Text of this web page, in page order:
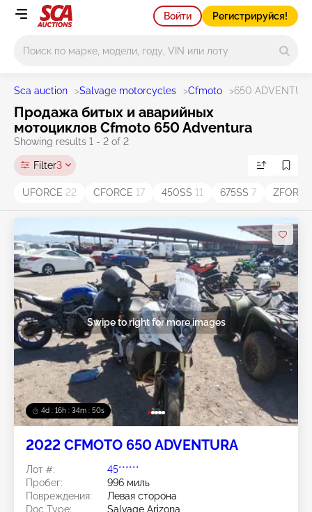
Войти Регистрируйся!
Sca auction >Salvage motorcycles >Cfmoto >650
Продажа битых и аварийных
мотоциклов Cfmoto 650 Adventura
Showing results 1 - 2 of 2
Filter3
UFORCE 22 CFORCE 17 450SS 11 675SS 7
4d : 16h : 34m : 50s
Swipe to right for more images
2022 CFMOTO 650 ADVENTURA
Лот #:
45******
Пробег:
996 миль
Повреждения:
Левая сторона
Doc Type:
Salvage Arizona